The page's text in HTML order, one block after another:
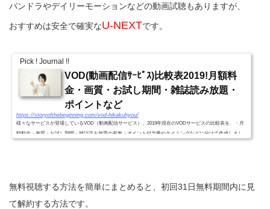
パンドラやデイリーモーションなどの動画試聴もありますが、
おすすめは安全で確実なU-NEXTです。
Pick ! Journal !!
VOD(動画配信ｻｰﾋﾞｽ)比較表2019!月額料
金・画質・お試し期間・雑誌読み放題・
ポイントなど
https://storyofthebeginning.com/vod-hikakuhyou/
様々なサービスが登場しているVOD（動画配信サービス）。2019年現在のVODサービスの比較表を、・月
額料金・画質・お試し期間・雑誌読み放題の有無・ポイント付与量やタイミングなどに分けて作成しまし
無料視聴する方法を簡単にまとめると、初回31日無料期間内に見
て解約する方法です。